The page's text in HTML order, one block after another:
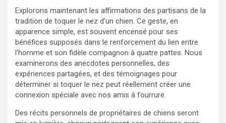
Explorons maintenant les affirmations des partisans de la
tradition de toquer le nez d’un chien. Ce geste, en
apparence simple, est souvent encensé pour ses
bénéfices supposés dans le renforcement du lien entre
l’homme et son fidèle compagnon à quatre pattes. Nous
examinerons des anecdotes personnelles, des
expériences partagées, et des témoignages pour
déterminer si toquer le nez peut réellement créer une
connexion spéciale avec nos amis à fourrure.
Des récits personnels de propriétaires de chiens seront